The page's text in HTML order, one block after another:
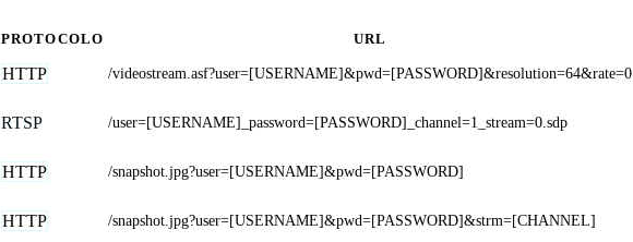
PROTOCOLO URL
HTTP /videostream.asf?user=[USERNAME]&pwd=[PASSWORD]&resolution=64&rate=0
RTSP /user=[USERNAME]_password=[PASSWORD]_channel=1_stream=0.sdp
HTTP /snapshot.jpg?user=[USERNAME]&pwd=[PASSWORD]
HTTP /snapshot.jpg?user=[USERNAME]&pwd=[PASSWORD]&strm=[CHANNEL]